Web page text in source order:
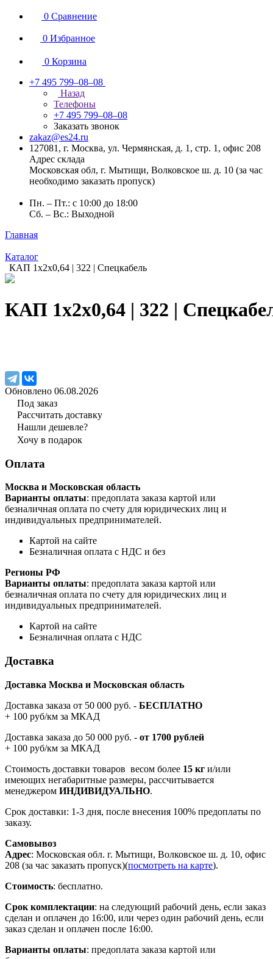
0 Сравнение
0 Избранное
0 Корзина
+7 495 799–08–08
Назад
Телефоны
+7 495 799–08–08
Заказать звонок
zakaz@es24.ru
127081, г. Москва, ул. Чермянская, д. 1, стр. 1, офис 208
Адрес склада
Московская обл, г. Мытищи, Волковское ш. д. 10 (за час
необходимо заказать пропуск)
Пн. – Пт.: с 10:00 до 18:00
Сб. – Вс.: Выходной
Главная
Каталог
КАП 1x2x0,64 | 322 | Спецкабель
КАП 1x2x0,64 | 322 |
Обновлено 06.08.2026
Под заказ
Рассчитать доставку
Нашли дешевле?
Хочу в подарок
Оплата
Москва и Московская область
Варианты оплаты: предоплата заказа картой или
безналичная оплата по счету для юридических лиц и
индивидуальных предпринимателей.
Картой на сайте
Безналичная оплата с НДС и без
Регионы РФ
Варианты оплаты: предоплата заказа картой или
безналичная оплата по счету для юридических лиц и
индивидуальных предпринимателей.
Картой на сайте
Безналичная оплата с НДС
Доставка
Доставка Москва и Московская область
Доставка заказа от 50 000 руб. - БЕСПЛАТНО
+ 100 руб/км за МКАД
Доставка заказа до 50 000 руб. - от 1700 рублей
+ 100 руб/км за МКАД
Стоимость доставки товаров весом более 15 кг и/или
имеющих негабаритные размеры, рассчитывается
менеджером ИНДИВИДУАЛЬНО.
Срок доставки: 1-3 дня, после внесения 100% предоплаты по
заказу.
Самовывоз
Адрес: Московская обл. г. Мытищи, Волковское ш. д. 10, офис
208 (за час заказать пропуск)(посмотреть на карте).
Стоимость: бесплатно.
Срок комплектации: на следующий рабочий день, если заказ
сделан и оплачен до 16:00, или через один рабочий день, если
заказ сделан и оплачен после 16:00.
Варианты оплаты: предоплата заказа картой или